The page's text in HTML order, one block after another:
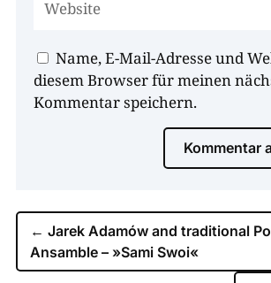
Name, E-Mail-Adresse und
diesem Browser für meinen
Kommentar speichern.
Kommentar
← Jarek Adamów and traditional
Ansamble – »Sami Swoi«